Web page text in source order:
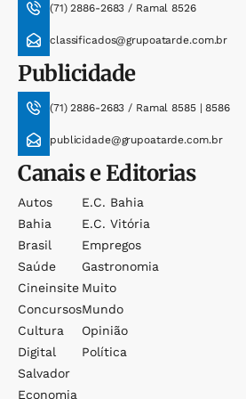
(71) 2886-2683 / Ramal 8526
classificados@grupoatarde.com.br
Publicidade
(71) 2886-2683 / Ramal 8585 | 8586
publicidade@grupoatarde.com.br
Canais e Editorias
Autos
Bahia
Brasil
Saúde
Cineinsite
Concursos
Cultura
Digital
Salvador
Economia
E.c. Bahia
E.c. Vitória
Empregos
Gastronomia
Muito
Mundo
Opinião
Política